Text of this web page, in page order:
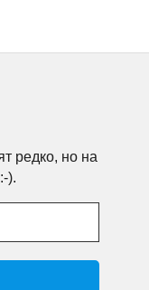
редко, но на
).